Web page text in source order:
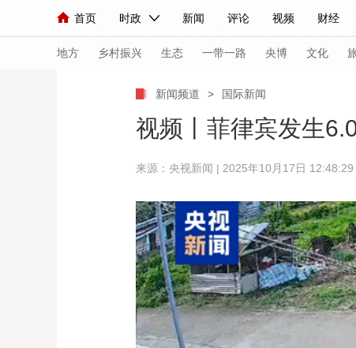
首页 时政 新闻 评论 视频 财经
人民领袖习近平 联播+ 中国领导人 央视快评 习
直播 栏目大全 节目单 听音 微视频
海外频道 iPanda English Монгол
地方 乡村振兴 生态 一带一路 央博 文化
人民领袖习近平 联播+ 热解读 天天学习
小央视频 小央直播 直播中国 熊猫
前线 比划 快看 蓝海中国 新兵
直播 竞猜 2026年世界杯 2026年
CCTV奥林匹克频道
新闻频道 > 国际新闻
视频丨菲律宾发生
来源： 央视新闻 | 2025年10月17日 12:48:29